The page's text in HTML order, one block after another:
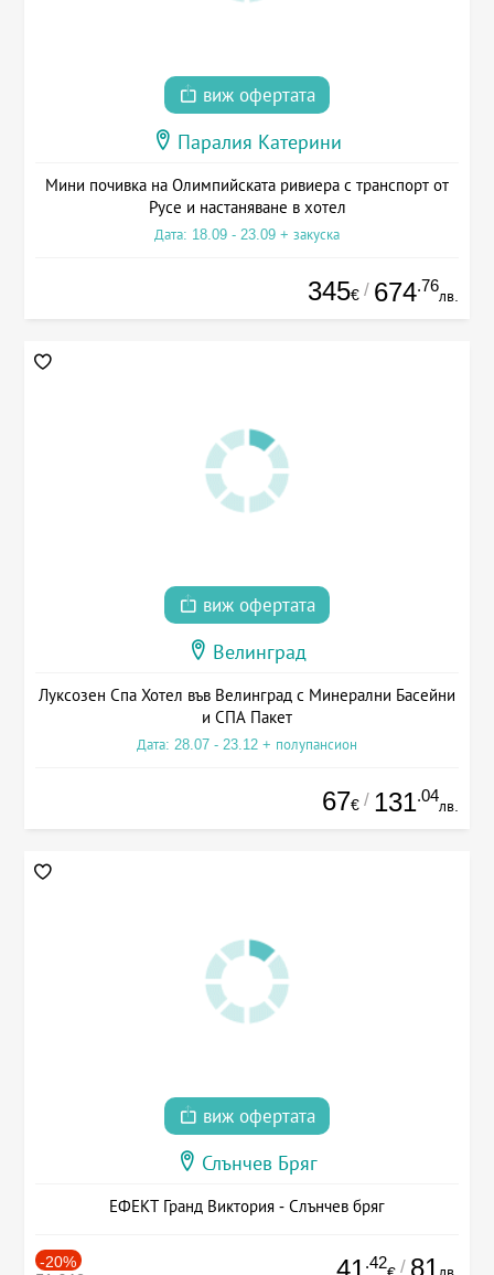
виж офертата
Паралия Катерини
Мини почивка на Олимпийската ривиера с транспорт от
Русе и настаняване в хотел
Дата: 18.09 - 23.09 + закуска
345€ / 674.76
лв.
виж офертата
Велинград
Луксозен Спа Хотел във Велинград с Минерални Басейни
и СПА Пакет
Дата: 28.07 - 23.12 + полупансион
67€ / 131.04
лв.
виж офертата
Слънчев Бряг
ЕФЕКТ Гранд Виктория - Слънчев бряг
-20% 41 .42 / 81